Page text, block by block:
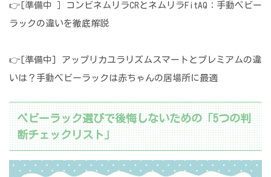
👉[準備中 ］コンビネムリラCRとネムリラFitAQ：手動ベビー
ラックの違いを徹底解説
👉[準備中] アップリカユラリズムスマートとプレミアムの違
いは？手動ベビーラックは赤ちゃんの居場所に最適
ベビーラック選びで後悔しないための「5つの判
断チェックリスト」